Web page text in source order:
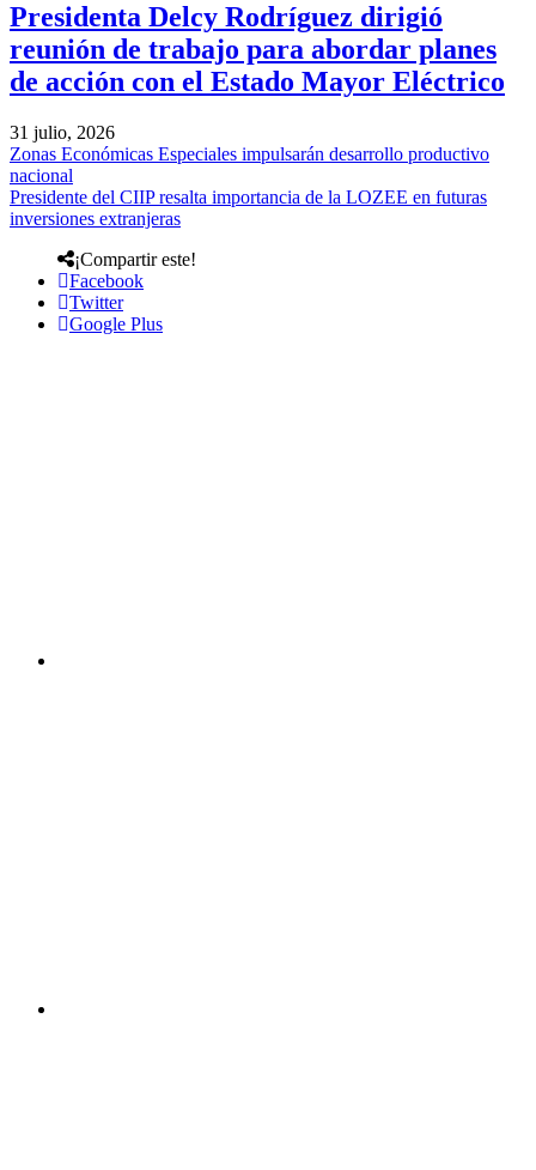
Presidenta Delcy Rodríguez dirigió
reunión de trabajo para abordar planes
de acción con el Estado Mayor Eléctrico
31 julio, 2026
Zonas Económicas Especiales impulsarán desarrollo productivo
nacional
Presidente del CIIP resalta importancia de la LOZEE en futuras
inversiones extranjeras
¡Compartir este!
Facebook
Twitter
Google Plus